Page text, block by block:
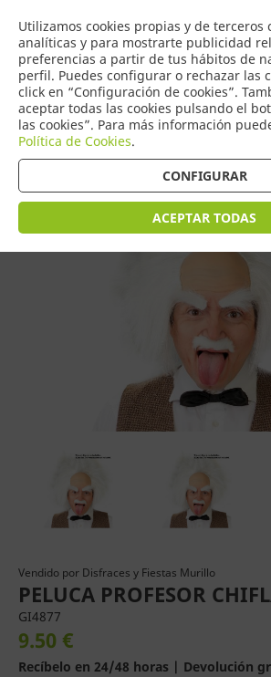
Utilizamos cookies propias y de terceros
analíticas y para mostrarte publicidad
preferencias a partir de tus hábitos de
perfil. Puedes configurar o rechazar las
click en “Configuración de cookies”.
aceptar todas las cookies pulsando el
las cookies”. Para más información
Política de Cookies.
CONFIGURAR
ACEPTAR TODAS
COMERCIO
DE TORRIJOS
Tienda > Pelucas
Vendido por Disfraces y Fiestas Murillo
PELUCA PROFESOR
GI4877
9.50 €
Recíbelo en 24/48 horas | Devolución